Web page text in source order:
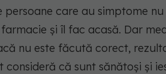
persoane care au simptome
și îl fac acasă. Dar
nu este făcută corect,
consideră că sunt sănătoși și